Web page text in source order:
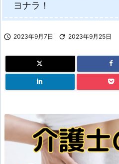
ヨナラ！
 2023年9月7日  2023年9月25日